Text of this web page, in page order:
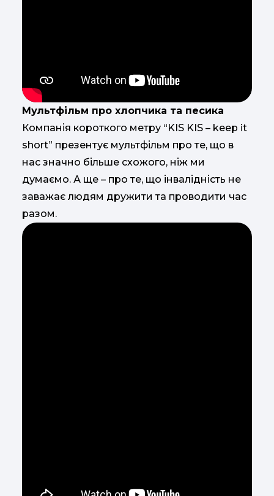
Мультфільм про хлопчика та песика
Компанія короткого метру “KIS KIS – keep it
short” презентує мультфільм про те, що в
нас значно більше схожого, ніж ми
думаємо. А ще – про те, що інвалідність не
заважає людям дружити та проводити час
разом.